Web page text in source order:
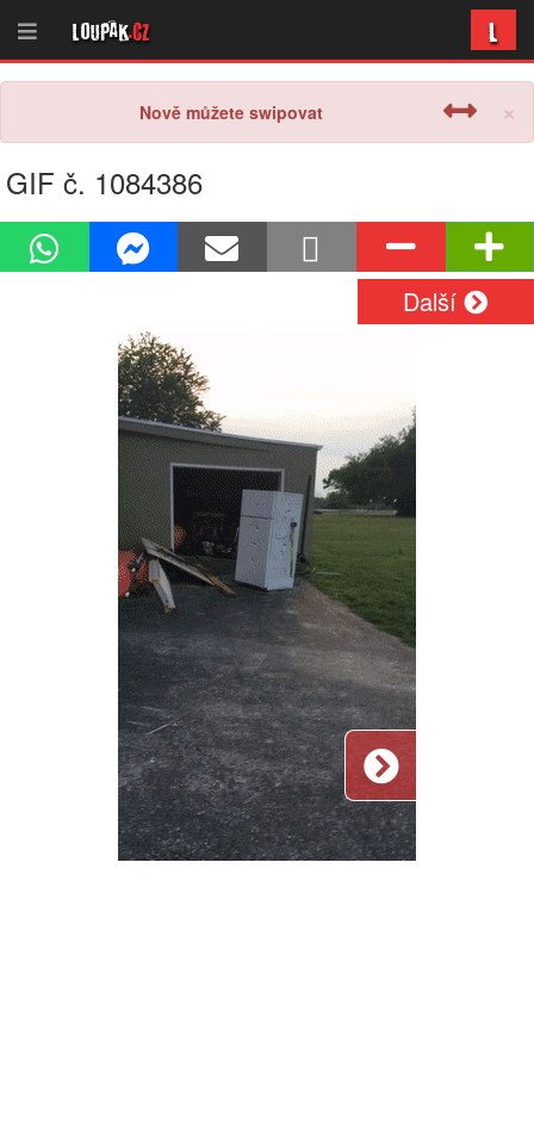
Loupak.cz L
×
Nově můžete swipovat
GIF č. 1084386
Další